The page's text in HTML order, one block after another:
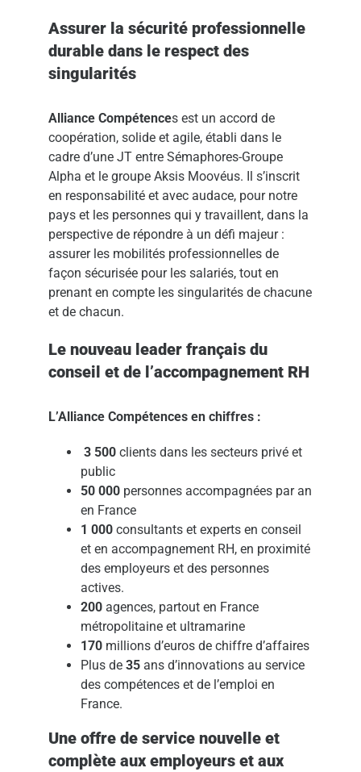
Assurer la sécurité professionnelle
durable dans le respect des
singularités
Alliance Compétences est un accord de
coopération, solide et agile, établi dans le
cadre d’une JT entre Sémaphores-Groupe
Alpha et le groupe Aksis Moovéus. Il s’inscrit
en responsabilité et avec audace, pour notre
pays et les personnes qui y travaillent, dans la
perspective de répondre à un défi majeur :
assurer les mobilités professionnelles de
façon sécurisée pour les salariés, tout en
prenant en compte les singularités de chacune
et de chacun.
Le nouveau leader français du
conseil et de l’accompagnement RH
L’Alliance Compétences en chiffres :
3 500clients dans les secteurs privé et
public
50 000personnes accompagnées par an
en France
1 000consultants et experts en conseil
et en accompagnement RH, en proximité
des employeurs et des personnes
actives.
200agences, partout en France
métropolitaine et ultramarine
170millions d’euros de chiffre d’affaires
Plus de 35ans d’innovations au service
des compétences et de l’emploi en
France.
Une offre de service nouvelle et
complète aux employeurs et aux